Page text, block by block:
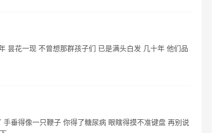
昙花一现 不曾想那群孩子们 已是满头白发 几十年 他们品
垂得像一只鞭子 你得了糖尿病 眼瞎得摸不准键盘 再别说